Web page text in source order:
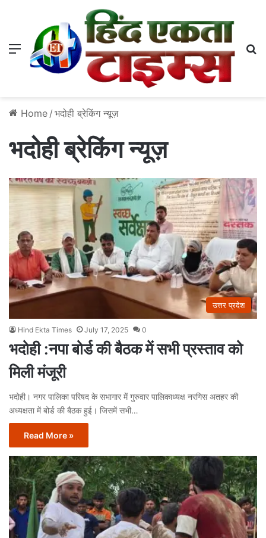
Menu
Home / भदोही ब्रेकिंग न्यूज़
भदोही ब्रेकिंग न्यूज़
उत्तर प्रदेश
Hind Ekta Times July 17, 2025 0
भदोही :नपा बोर्ड की बैठक में सभी प्रस्ताव को
मिली मंजूरी
भदोही। नगर पालिका परिषद के सभागार में गुरुवार पालिकाध्यक्ष नरगिस अतहर की
अध्यक्षता में बोर्ड की बैठक हुई। जिसमें सभी…
Read More »